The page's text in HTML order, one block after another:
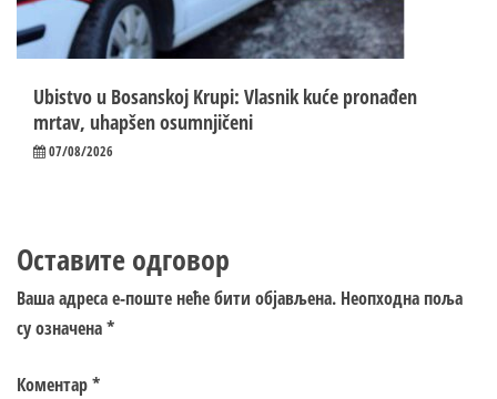
Ubistvo u Bosanskoj Krupi: Vlasnik kuće pronađen
mrtav, uhapšen osumnjičeni
07/08/2026
Оставите одговор
Ваша адреса е-поште неће бити објављена. Неопходна поља
су означена*
Коментар*